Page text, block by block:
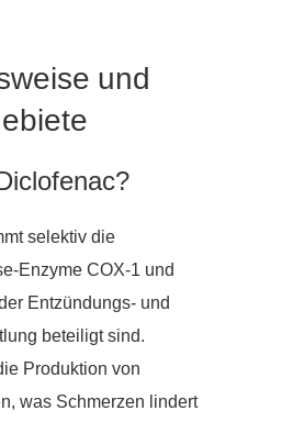
und
selektiv die
Enzyme COX-1 und
Entzündungs- und
beteiligt sind.
Produktion von
was Schmerzen lindert